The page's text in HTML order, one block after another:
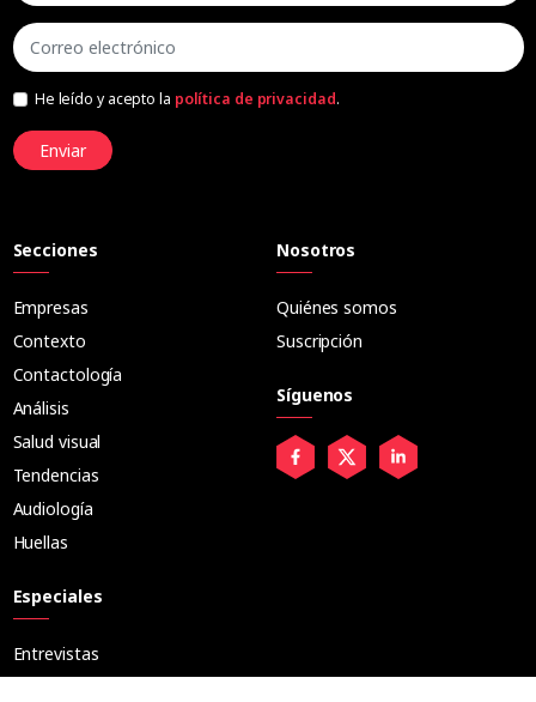
He leído y acepto la política de privacidad.
Enviar
Secciones
Empresas
Contexto
Contactología
Análisis
Salud visual
Tendencias
Audiología
Huellas
Especiales
Entrevistas
Nosotros
Quiénes somos
Suscripción
Síguenos